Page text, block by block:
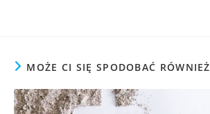
MOŻE CI SIĘ SPODOBAĆ RÓWNIEŻ